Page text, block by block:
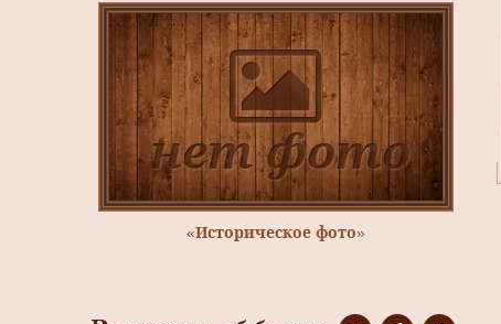
«Историческое фото»